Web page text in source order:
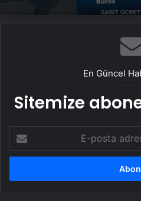
En Güncel
Sitemize
posta
adresinizi